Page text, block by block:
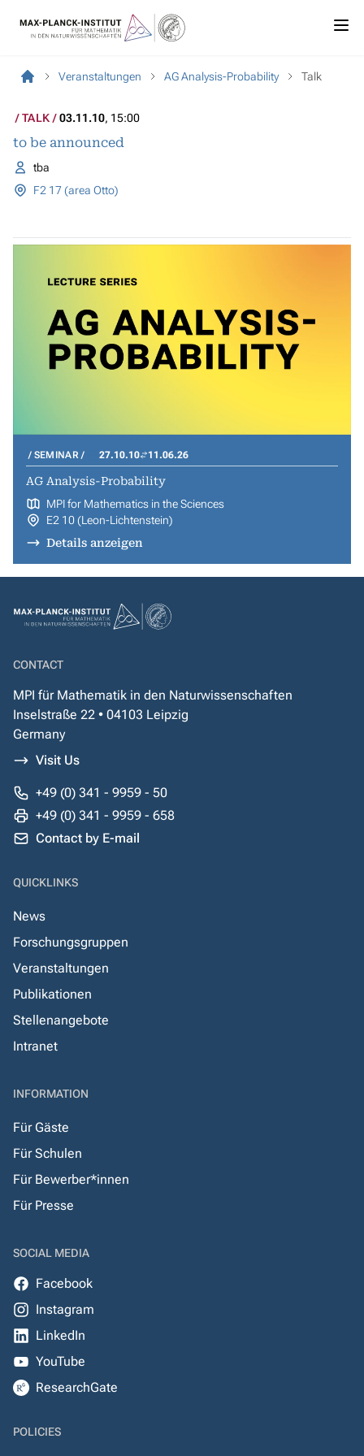
Veranstaltungen AG Analysis-Probability Talk
TALK 03.11.10, 15:00
to be announced
tba
F2 17 (area Otto)
SEMINAR 27.10.10 11.06.26
AG Analysis-Probability
MPI for Mathematics in the Sciences
E2 10 (Leon-Lichtenstein)
Details anzeigen
CONTACT
MPI für Mathematik in den Naturwissenschaften
Inselstraße 22 • 04103 Leipzig
Germany
Visit Us
+49 (0) 341 - 9959 - 50
+49 (0) 341 - 9959 - 658
Contact by E-mail
QUICKLINKS
News
Forschungsgruppen
Veranstaltungen
Publikationen
Stellenangebote
Intranet
INFORMATION
Für Gäste
Für Schulen
Für Bewerber*innen
Für Presse
SOCIAL MEDIA
Facebook
Instagram
LinkedIn
YouTube
ResearchGate
POLICIES